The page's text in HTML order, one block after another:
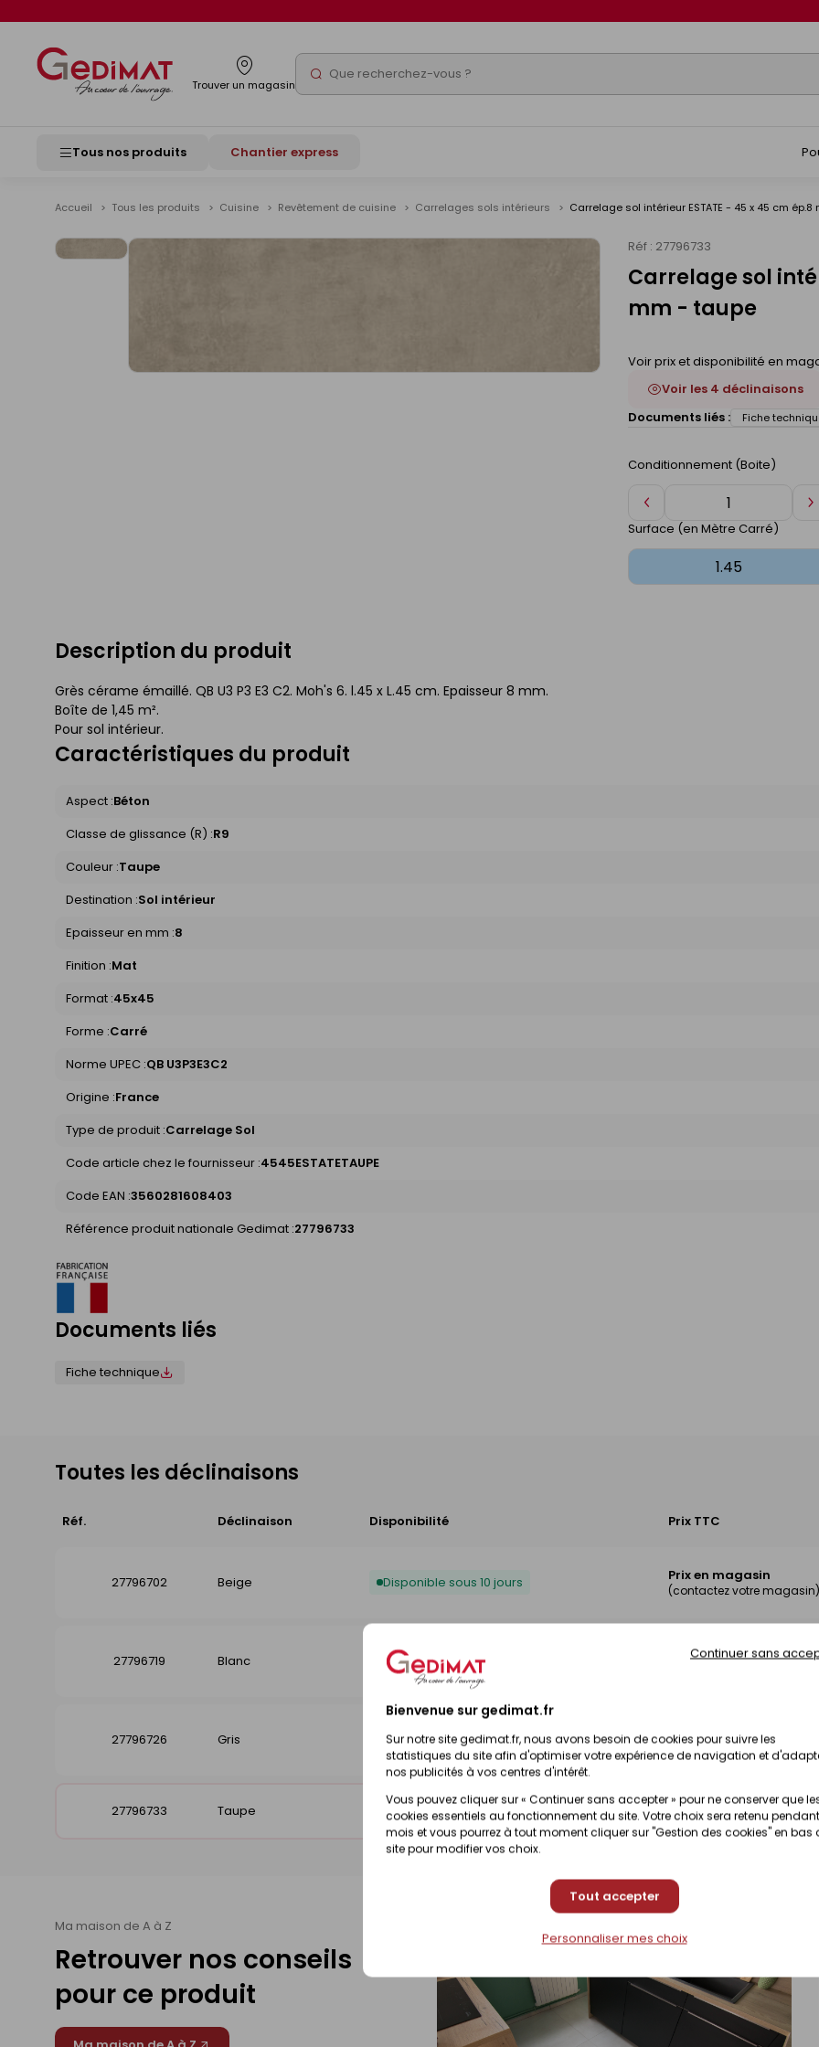
Bienvenue sur gedimat.fr
Sur notre site gedimat.fr, nous avons besoin de cookies pour suivre les
statistiques du site afin d'optimiser votre expérience de navigation et
nos publicités à vos centres d'intérêt.
Vous pouvez cliquer sur « Continuer sans accepter » pour ne conserver que
cookies essentiels au fonctionnement du site. Votre choix sera retenu pendant
mois et vous pourrez à tout moment cliquer sur "Gestion des cookies" en bas
site pour modifier vos choix.
Tout accepter
Continuer sans
Personnaliser mes choix
Trouver un magasin Rechercher
Tous nos produits Chantier express
Accueil Tous les produits Cuisine Revêtement de cuisine Carrelages sols intérieurs Carrelage sol intérieur ESTATE - 45 x 45 cm
Voir
Réf : 27796733
Carrelage sol
mm - taupe
Voir prix et disponibilité en
Voir les 4 déclinaisons
Documents liés :
Fiche
Conditionnement (Boite)
Diminuer
de
Surface (en Mètre Carré)
Description du produit
Grès cérame émaillé. QB U3 P3 E3 C2. Moh's 6. l.45 x L.45 cm. Epaisseur 8 mm.
Boîte de 1,45 m².
Pour sol intérieur.
Caractéristiques du produit
Aspect :Béton
Classe de glissance (R) :R9
Couleur :Taupe
Destination :Sol intérieur
Epaisseur en mm :8
Finition :Mat
Format :45x45
Forme :Carré
Norme UPEC :QB U3P3E3C2
Origine :France
Type de produit :Carrelage Sol
Code article chez le fournisseur :4545ESTATETAUPE
Code EAN :3560281608403
Référence produit nationale Gedimat :27796733
Documents liés
Fiche technique
Toutes les déclinaisons
Réf. Déclinaison Disponibilité Prix TTC
27796702
Beige Disponible sous 10 jours Prix en magasin
(contactez votre magasin)
27796719 Blanc Disponible sous 10 jours Prix en magasin
27796726 Gris Disponible sous 10 jours Prix en magasin
(contactez votre magasin)
27796733 Taupe Disponible sous 10 jours Prix en magasin
(contactez votre magasin)
Ma maison de A à Z
Retrouver nos conseils
pour ce produit